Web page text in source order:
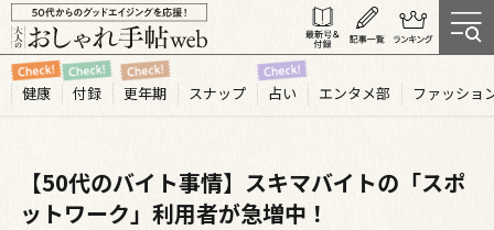
健康 付録 更年期 スナップ 占い エンタメ部 ファッショ
【50代のバイト事情】スキマバイトの「スポ
ットワーク」利用者が急増中！